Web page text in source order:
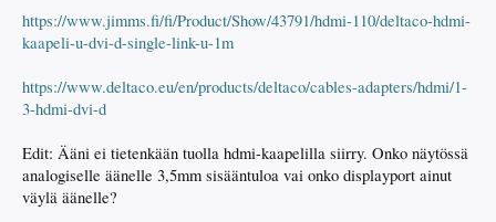
https://www.jimms.fi/fi/Product/Show/43791/hdmi-110/deltaco-hdmi-
kaapeli-u-dvi-d-single-link-u-1m
https://www.deltaco.eu/en/products/deltaco/cables-adapters/hdmi/1-
3-hdmi-dvi-d
Edit: Ääni ei tietenkään tuolla hdmi-kaapelilla siirry. Onko näytössä
analogiselle äänelle 3,5mm sisääntuloa vai onko displayport ainut
väylä äänelle?